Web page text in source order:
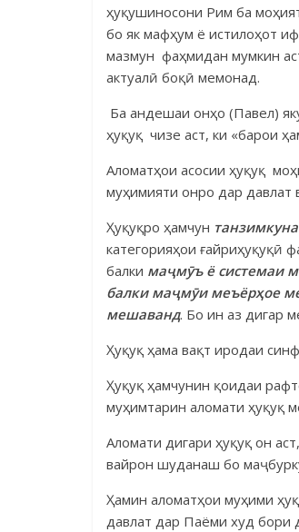
ҳуқушиносони Рим ба
бо як мафҳум ё истилоҳот
мазмун фаҳмидан мумкин
актуалӣ боқӣ мемонад.
Ба андешаи онҳо (Павел)
ҳуқуқ чизе аст, ки «барои
Аломатҳои асосии ҳуқуқ
муҳимияти онро дар
Ҳуқуқро ҳамчун
категорияҳои ғайриҳуқуқӣ
балки маҷмӯъ ё системаи
балки маҷмӯи меъёрҳое
мешаванд. Бо ин аз дигар
Ҳуқуқ ҳама вақт иродаи
Ҳуқуқ ҳамчунин қоидаи
муҳимтарин аломати ҳуқуқ
Аломати дигари ҳуқуқ он
вайрон шуданаш бо
Ҳамин аломатҳои муҳими
давлат дар Паёми худ бори